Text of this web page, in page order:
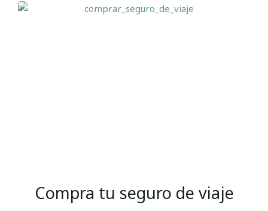
Compra tu seguro de viaje